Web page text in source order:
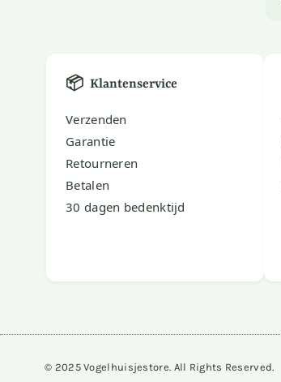
📦 Klantenservice
Verzenden
Garantie
Retourneren
Betalen
30 dagen bedenktijd
© 2025 Vogelhuisjestore. All Rights Reserved.